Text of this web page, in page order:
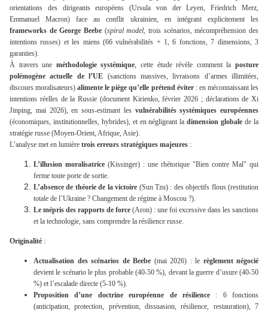
orientations des dirigeants européens (Ursula von der Leyen, Friedrich Merz,
Emmanuel Macron) face au conflit ukrainien, en intégrant explicitement les
frameworks de George Beebe (spiral model, trois scénarios, mécompréhension des
intentions russes) et les miens (66 vulnérabilités + 1, 6 fonctions, 7 dimensions, 3
garanties).
À travers une méthodologie systémique, cette étude révèle comment laposture
polémogène actuelle de l’UE (sanctions massives, livraisons d’armes illimitées,
discours moralisateurs)alimente le piège qu’elle prétend éviter: en méconnaissant les
intentions réelles de la Russie (document Kirienko, février 2026 ; déclarations de Xi
Jinping, mai 2026), en sous-estimant les vulnérabilités systémiques européennes
(économiques, institutionnelles, hybrides), et en négligeant ladimension globale de la
stratégie russe (Moyen-Orient, Afrique, Asie).
L’analyse met en lumière trois erreurs stratégiques majeures :
L’illusion moralisatrice (Kissinger) : une rhétorique "Bien contre Mal" qui
ferme toute porte de sortie.
L’absence de théorie de la victoire (Sun Tzu) : des objectifs flous (restitution
totale de l’Ukraine ? Changement de régime à Moscou ?).
Le mépris des rapports de force (Aron) : une foi excessive dans les sanctions
et la technologie, sans comprendre la résilience russe.
Originalité :
Actualisation des scénarios de Beebe (mai 2026) : le règlement négocié
devient le scénario le plus probable (40-50 %), devant la guerre d’usure (40-50
%) et l’escalade directe (5-10 %).
Proposition d’une doctrine européenne de résilience: 6 fonctions
(anticipation, protection, prévention, dissuasion, résilience, restauration), 7